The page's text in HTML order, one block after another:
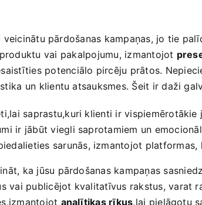
pārdošanas kampaņas, jo tie
vai⁤ pakalpojumu, izmantojot
potenciālo pircēju prātos.
un ⁣klientu atsauksmes. Šeit ir daži
saprastu,kuri klienti‌ ir vispiemērotākie
ir jābūt viegli saprotamiem un
sarunās, izmantojot platformas,
ka jūsu pārdošanas kampaņas
vai publicējot kvalitatīvus rakstus, varat
analītikas rīkus,lai⁤ pielāgotu